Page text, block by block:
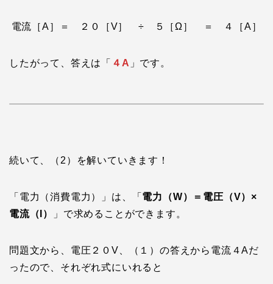
電流［A］＝ ２０［V］ ÷ ５［Ω］ ＝ ４［A］
したがって、答えは「 ４A 」です。
続いて、（2）を解いていきます！
「電力（消費電力）」は、「 電力（W）＝電圧（V）×
電流（I）
」で求めることができます。
問題文から、電圧２０V、（１）の答えから電流４Aだ
ったので、それぞれ式にいれると